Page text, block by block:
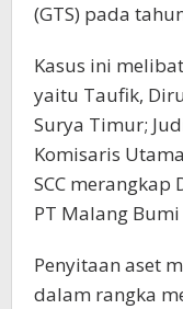
(GTS) pada
Kasus ini
yaitu Taufik,
Surya Timur;
Komisaris
SCC merangkap
PT Malang Bumi
Penyitaan aset
dalam rangka